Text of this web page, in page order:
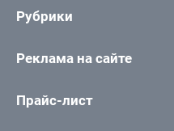
Рубрики
Реклама на сайте
Прайс-лист